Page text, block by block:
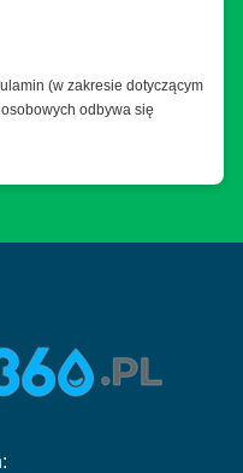
(w zakresie dotyczącym
odbywa się